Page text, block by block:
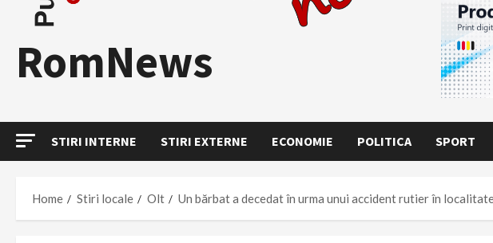
RomNews
STIRI INTERNE STIRI EXTERNE ECONOMIE POLITICA SPORT
Home Stiri locale Olt Un bărbat a decedat în urma unui accident rutier în